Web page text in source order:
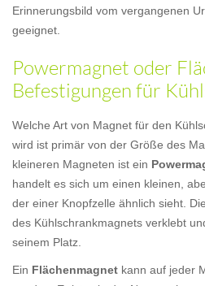
Erinnerungsbild vom vergangenen
geeignet.
Powermagnet oder
Befestigungen für
Welche Art von Magnet für den
wird ist primär von der Größe des
kleineren Magneten ist ein
handelt es sich um einen kleinen,
der einer Knopfzelle ähnlich sieht.
des Kühlschrankmagnets verklebt
seinem Platz.
Ein Flächenmagnet kann auf jeder